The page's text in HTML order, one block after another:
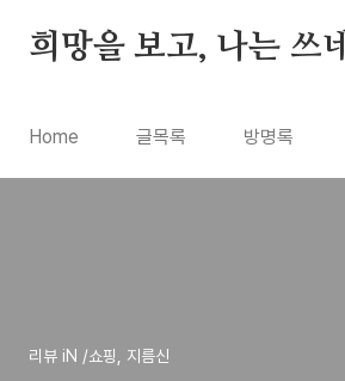
희망을 보고, 나는 쓰네
Home 글목록 방명록
리뷰 iN /쇼핑, 지름신